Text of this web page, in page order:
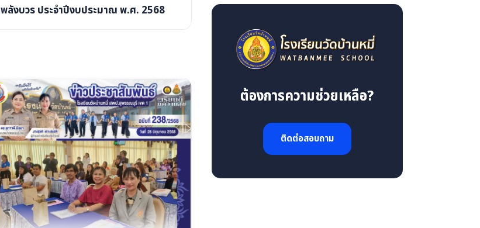
พลังบวร ประจำปีงบประมาณ พ.ศ. 2568
ต้องการความช่วยเหลือ?
ติดต่อสอบถาม